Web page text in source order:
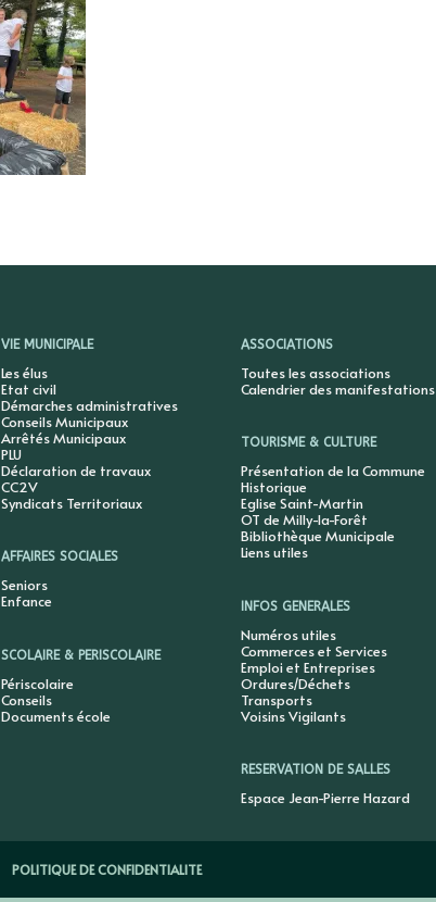
VIE MUNICIPALE
Les élus
Etat civil
Démarches administratives
Conseils Municipaux
Arrêtés Municipaux
PLU
Déclaration de travaux
CC2V
Syndicats Territoriaux
AFFAIRES SOCIALES
Seniors
Enfance
SCOLAIRE & PERISCOLAIRE
Périscolaire
Conseils
Documents école
ASSOCIATIONS
Toutes les associations
Calendrier des manifestations
TOURISME & CULTURE
Présentation de la Commune
Historique
Eglise Saint-Martin
OT de Milly-la-Forêt
Bibliothèque Municipale
Liens utiles
INFOS GENERALES
Numéros utiles
Commerces et Services
Emploi et Entreprises
Ordures/Déchets
Transports
Voisins Vigilants
RESERVATION DE SALLES
Espace Jean-Pierre Hazard
POLITIQUE DE CONFIDENTIALITE